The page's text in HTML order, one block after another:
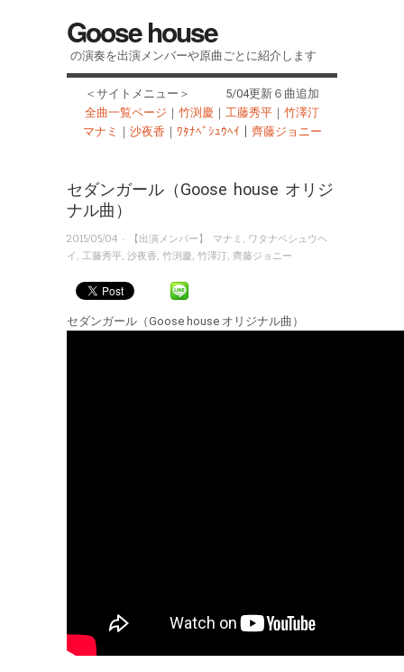
Goose house
の演奏を出演メンバーや原曲ごとに紹介します
＜サイトメニュー＞ 5/04更新６曲追加
全曲一覧ページ ｜ 竹渕慶 ｜ 工藤秀平 ｜ 竹澤汀
マナミ
｜ 沙夜香 ｜ ﾜﾀﾅﾍﾞｼｭｳﾍｲ 齊藤ジョニー
セダンガール（Goose house オリジ
ナル曲）
2015/05/04 · 【出演メンバー】 マナミ , ワタナベシュウヘ
イ , 工藤秀平, 沙夜香, 竹渕慶, 竹澤汀, 齊藤ジョニー
セダンガール（Goose house オリジナル曲）